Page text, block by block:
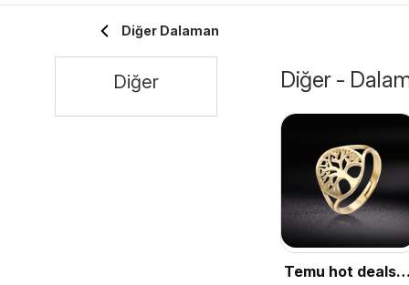
Diğer Dalaman
Diğer -
Temu hot deals –
Diğer